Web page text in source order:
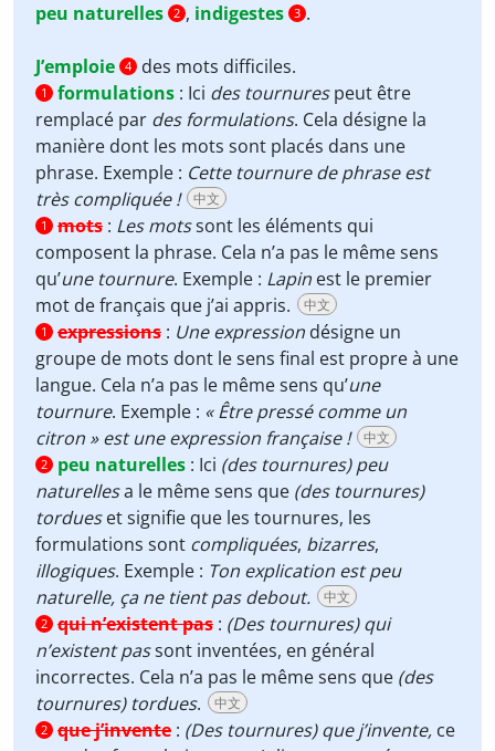
peu naturelles 2 , indigestes 3 .
J’emploie 4 des mots difficiles.
1 formulations : Ici des tournurespeut être
remplacé par des formulations. Cela désigne la
manière dont les mots sont placés dans une
phrase. Exemple : Cette tournure de phrase est
très compliquée ! 中文
1 mots : Les motssont les éléments qui
composent la phrase. Cela n’a pas le même sens
qu’une tournure. Exemple : Lapin est le premier
mot de français que j’ai appris.
中文
1 expressions : Une expression désigne un
groupe de mots dont le sens final est propre à une
langue. Cela n’a pas le même sens qu’une
tournure. Exemple : « Être pressé comme un
citron » est une expression française !
中文
2 peu naturelles : Ici (des tournures) peu
naturellesa le même sens que (des tournures)
tordueset signifie que les tournures, les
formulations sont compliquées, bizarres,
illogiques. Exemple : Ton explication est peu
naturelle, ça ne tient pas debout.
中文
2 qui n’existent pas : (Des tournures) qui
n’existent passont inventées, en général
incorrectes. Cela n’a pas le même sens que (des
tournures) tordues. 中文
2 que j’invente : (Des tournures) que j’invente, ce